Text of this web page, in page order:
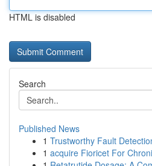
HTML is disabled
Search
Published News
1 Trustworthy Fault
1 acquire Fioricet For